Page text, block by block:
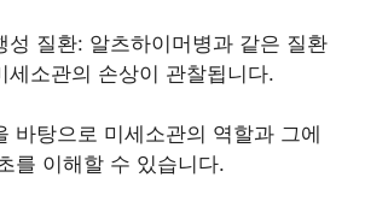
성 질환: 알츠하이머병과 같은 질환
세소관의 손상이 관찰됩니다.
바탕으로 미세소관의 역할과 그에
를 이해할 수 있습니다.